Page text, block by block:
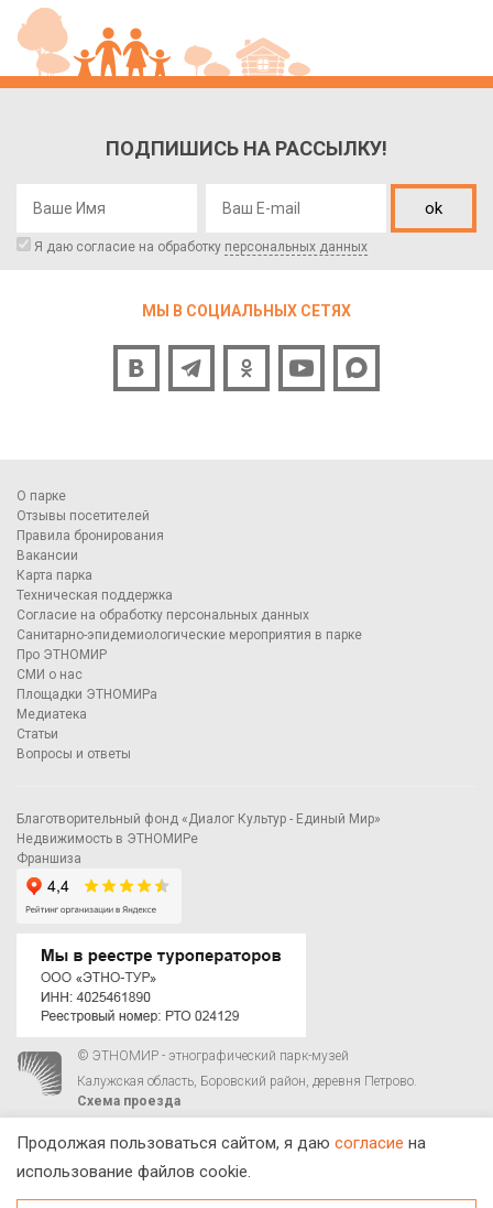
ПОДПИШИСЬ НА РАССЫЛКУ!
ok
Я даю согласие на обработку персональных данных
МЫ В СОЦИАЛЬНЫХ СЕТЯХ
О парке
Отзывы посетителей
Правила бронирования
Вакансии
Карта парка
Техническая поддержка
Согласие на обработку персональных данных
Санитарно-эпидемиологические мероприятия в парке
Про ЭТНОМИР
СМИ о нас
Площадки ЭТНОМИРа
Медиатека
Статьи
Вопросы и ответы
Благотворительный фонд «Диалог Культур - Единый Мир»
Недвижимость в ЭТНОМИРе
Франшиза
© ЭТНОМИР - этнографический парк-музей
Калужская область, Боровский район, деревня Петрово.
Схема проезда
Продолжая пользоваться сайтом, я даю согласие на
использование файлов cookie.